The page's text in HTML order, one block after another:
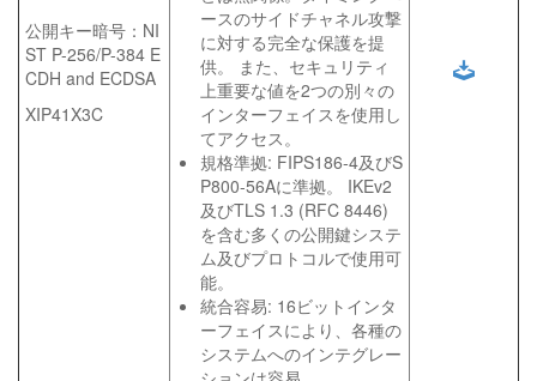
公開キー暗号：NI
ST P-256/P-384 E
CDH and ECDSA
XIP41X3C
ースのサイドチャネル攻撃
に対する完全な保護を提
供。 また、セキュリティ
上重要な値を2つの別々の
インターフェイスを使用し
てアクセス。
規格準拠: FIPS186-4及びS
P800-56Aに準拠。 IKEv2
及びTLS 1.3 (RFC 8446)
を含む多くの公開鍵システ
ム及びプロトコルで使用可
能。
統合容易: 16ビットインタ
ーフェイスにより、各種の
システムへのインテグレー